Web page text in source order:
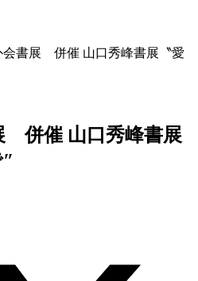
会書展 併催 山口秀峰書展〝愛
併催 山 口 秀峰書展
″